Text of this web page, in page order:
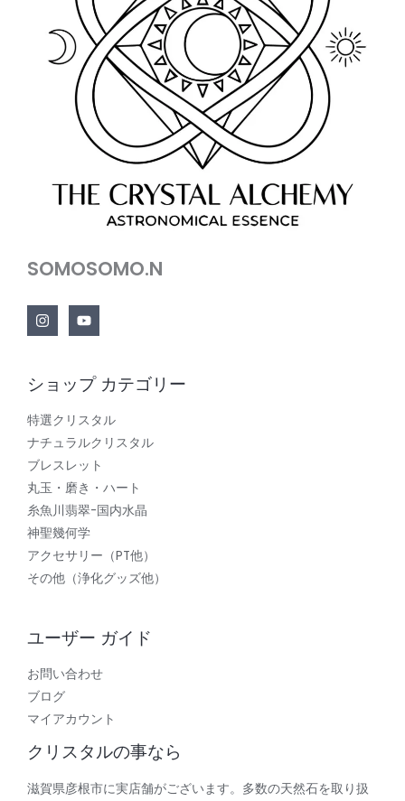
SOMOSOMO.N
ショップ カテゴリー
特選クリスタル
ナチュラルクリスタル
ブレスレット
丸玉・磨き・ハート
糸魚川翡翠-国内水晶
神聖幾何学
アクセサリー（PT他）
その他（浄化グッズ他）
ユーザー ガイド
お問い合わせ
ブログ
マイアカウント
クリスタルの事なら
滋賀県彦根市に実店舗がございます。多数の天然石を取り扱